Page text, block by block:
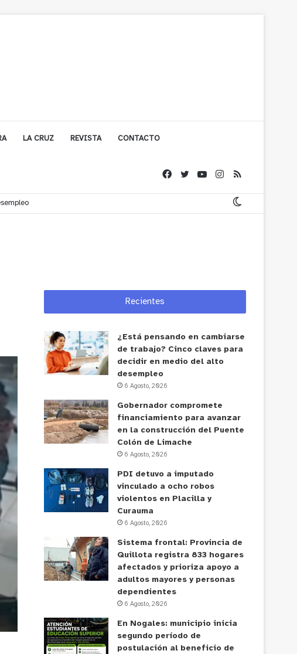
LA CRUZ REVISTA CONTACTO
de Limache
Recientes
¿Está pensando en cambiarse
de trabajo? Cinco claves para
decidir en medio del alto
desempleo
6 Agosto, 2026
Gobernador compromete
financiamiento para avanzar
en la construcción del Puente
Colón de Limache
6 Agosto, 2026
PDI detuvo a imputado
vinculado a ocho robos
violentos en Placilla y
Curauma
6 Agosto, 2026
Sistema frontal: Provincia de
Quillota registra 833 hogares
afectados y prioriza apoyo a
adultos mayores y personas
dependientes
6 Agosto, 2026
En Nogales: municipio inicia
segundo período de
postulación al beneficio de